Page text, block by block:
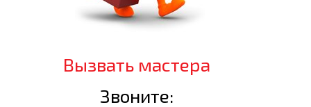
Вызвать мастера
Звоните: